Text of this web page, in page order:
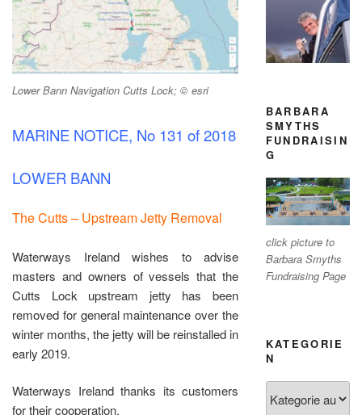
Lower Bann Navigation Cutts Lock; © esri
MARINE NOTICE, No 131 of 2018
LOWER BANN
The Cutts – Upstream Jetty Removal
Waterways Ireland wishes to advise
masters and owners of vessels that the
Cutts Lock upstream jetty has been
removed for general maintenance over the
winter months, the jetty will be reinstalled in
early 2019.
Waterways Ireland thanks its customers
for their cooperation.
BARBARA
SMYTHS
FUNDRAISIN
G
click picture to
Barbara Smyths
Fundraising Page
KATEGORIE
N